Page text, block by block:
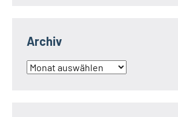
Archiv
Archiv